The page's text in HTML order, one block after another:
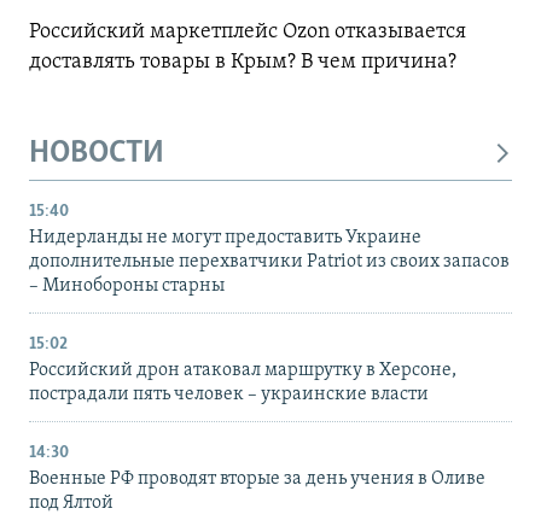
Российский маркетплейс Ozon отказывается
доставлять товары в Крым? В чем причина?
НОВОСТИ
15:40
Нидерланды не могут предоставить Украине
дополнительные перехватчики Patriot из своих запасов
– Минобороны старны
15:02
Российский дрон атаковал маршрутку в Херсоне,
пострадали пять человек – украинские власти
14:30
Военные РФ проводят вторые за день учения в Оливе
под Ялтой